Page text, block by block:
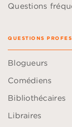
Questions
QUESTIONS
Blogueurs
Comédiens
Bibliothécaires
Libraires